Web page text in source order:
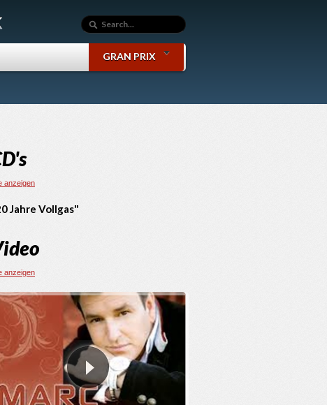
GRAN PRIX
anzeigen
Jahre Vollgas"
anzeigen